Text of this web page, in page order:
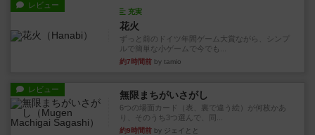
レビュー
充実
花火
ずっと前のドイツ年間ゲーム大賞ながら、シンプ
ルで簡単な小ゲームで今でも...
約7時間前 by tamio
レビュー 無限まちがいさがし
6つの場面カード（表、裏で違う絵）が何枚かあ
り、そのうち3つ選んで、同...
約9時間前 by ジェイとと